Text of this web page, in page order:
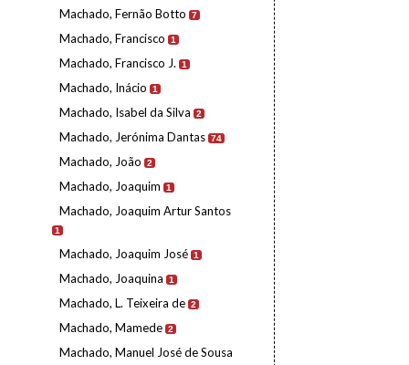
Machado, Fernão Botto 7
Machado, Francisco 1
Machado, Francisco J. 1
Machado, Inácio 1
Machado, Isabel da Silva 2
Machado, Jerónima Dantas 74
Machado, João 2
Machado, Joaquim 1
Machado, Joaquim Artur Santos
1
Machado, Joaquim José 1
Machado, Joaquina 1
Machado, L. Teixeira de 2
Machado, Mamede 2
Machado, Manuel José de Sousa